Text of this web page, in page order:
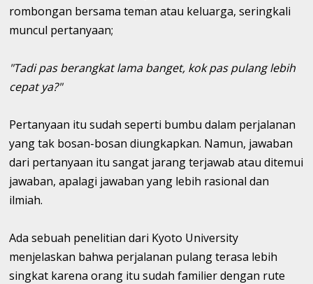
rombongan bersama teman atau keluarga, seringkali
muncul pertanyaan;
"Tadi pas berangkat lama banget, kok pas pulang lebih
cepat ya?"
Pertanyaan itu sudah seperti bumbu dalam perjalanan
yang tak bosan-bosan diungkapkan. Namun, jawaban
dari pertanyaan itu sangat jarang terjawab atau ditemui
jawaban, apalagi jawaban yang lebih rasional dan
ilmiah.
Ada sebuah penelitian dari Kyoto University
menjelaskan bahwa perjalanan pulang terasa lebih
singkat karena orang itu sudah familier dengan rute